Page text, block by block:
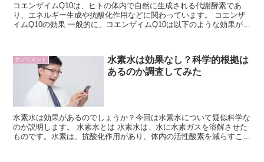
コエンザイムQ10は、ヒトの体内で自然に生成される代謝酵素であ
り、エネルギー生成や抗酸化作用などに関わっています。 コエンザ
イムQ10の効果 一般的に、コエンザイムQ10は以下のような効果が期
サプリメント
水素水は効果なし？科学的根拠は
あるのか調査してみた
水素水は効果があるのでしょうか？今回は水素水について疑似科学な
のか説明します。 水素水とは 水素水は、水に水素ガスを溶解させた
ものです。水素は、抗酸化作用があり、体内の活性酸素を減らすこと